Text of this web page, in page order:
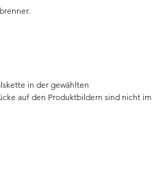
in der gewählten
auf den Produktbildern sind nicht im